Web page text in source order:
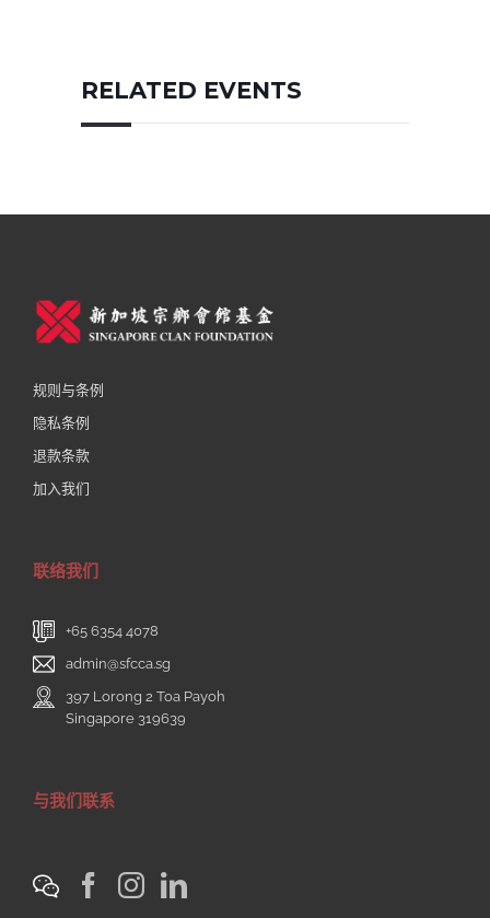
RELATED EVENTS
规则与条例
隐私条例
退款条款
加入我们
联络我们
+65 6354 4078
admin@sfcca.sg
397 Lorong 2 Toa Payoh
Singapore 319639
与我们联系